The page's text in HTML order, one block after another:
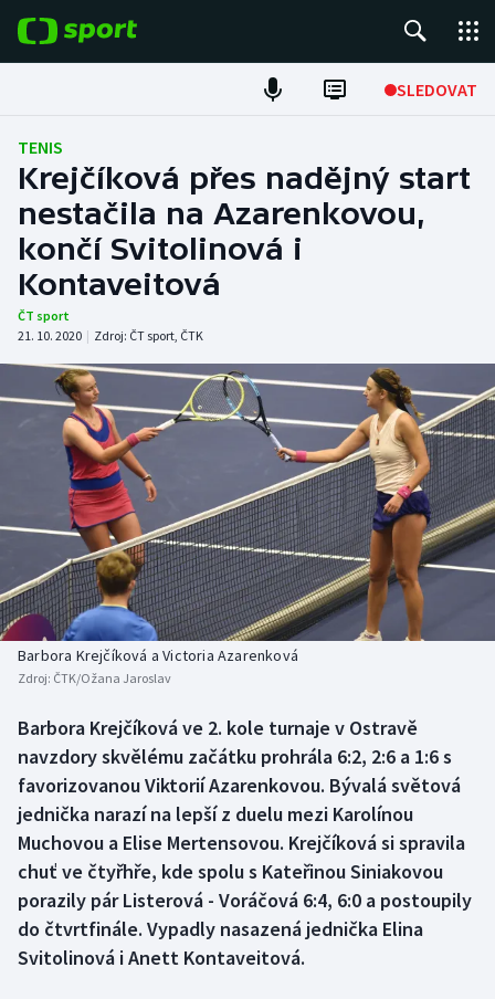
SLEDOVAT
Fotbal
Hokej
Tenis
Atletika
DALŠÍ SPORTY
Americký fotbal
Baseball a softbal
Basketbal
Biatlon
Boby a skeleton
Box
Curling
Florbal
Futsal
NEPŘEHLÉDNĚTE
Soutěže
Historické návraty
Aplikace ČT sport
AZ kvíz
TENIS
Krejčíková přes nadějný start
nestačila na Azarenkovou,
končí Svitolinová i
Kontaveitová
ČT sport
21. 10. 2020 | Zdroj: ČT sport, ČTK
Barbora Krejčíková a Victoria Azarenková
Zdroj: ČTK/Ožana Jaroslav
Barbora Krejčíková ve 2. kole turnaje v Ostravě
navzdory skvělému začátku prohrála 6:2, 2:6 a 1:6 s
favorizovanou Viktorií Azarenkovou. Bývalá světová
jednička narazí na lepší z duelu mezi Karolínou
Muchovou a Elise Mertensovou. Krejčíková si spravila
chuť ve čtyřhře, kde spolu s Kateřinou Siniakovou
porazily pár Listerová - Voráčová 6:4, 6:0 a postoupily
do čtvrtfinále. Vypadly nasazená jednička Elina
Svitolinová i Anett Kontaveitová.